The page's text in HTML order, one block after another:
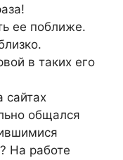
ее поближе.
в таких его
сайтах
общался
На работе